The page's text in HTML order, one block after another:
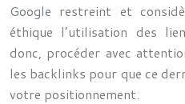
Google restreint et
éthique l’utilisation des
donc, procéder avec
les backlinks pour que ce
votre positionnement.